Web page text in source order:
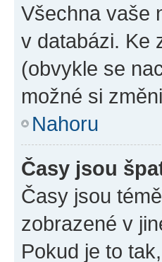
Všechna vaše
v databázi. Ke
(obvykle se
možné si
Nahoru
Časy jsou
Časy jsou
zobrazené v
Pokud je to